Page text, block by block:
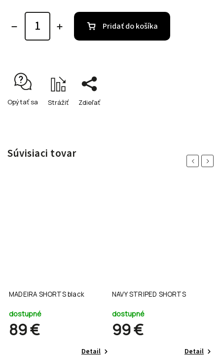
Pridať do košíka
Opýtať sa Strážiť Zdieľať
Súvisiaci tovar
Previous
MADEIRA SHORTS black
dostupné
89 €
Detail
NAVY STRIPED SHORTS
dostupné
99 €
Detail
Next